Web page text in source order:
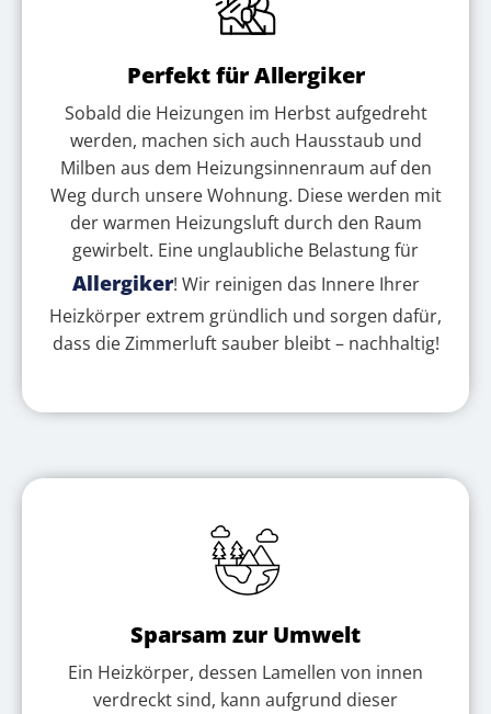
Perfekt für Allergiker
Sobald die Heizungen im Herbst aufgedreht
werden, machen sich auch Hausstaub und
Milben aus dem Heizungsinnenraum auf den
Weg durch unsere Wohnung. Diese werden mit
der warmen Heizungsluft durch den Raum
gewirbelt. Eine unglaubliche Belastung für
Allergiker! Wir reinigen das Innere Ihrer
Heizkörper extrem gründlich und sorgen dafür,
dass die Zimmerluft sauber bleibt – nachhaltig!
Sparsam zur Umwelt
Ein Heizkörper, dessen Lamellen von innen
verdreckt sind, kann aufgrund dieser